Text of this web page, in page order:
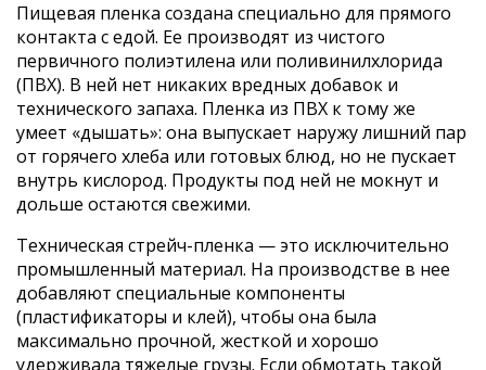
Пищевая пленка создана специально для прямого
контакта с едой. Ее производят из чистого
первичного полиэтилена или поливинилхлорида
(ПВХ). В ней нет никаких вредных добавок и
технического запаха. Пленка из ПВХ к тому же
умеет «дышать»: она выпускает наружу лишний пар
от горячего хлеба или готовых блюд, но не пускает
внутрь кислород. Продукты под ней не мокнут и
дольше остаются свежими.
Техническая стрейч-пленка — это исключительно
промышленный материал. На производстве в нее
добавляют специальные компоненты
(пластификаторы и клей), чтобы она была
максимально прочной, жесткой и хорошо
удерживала тяжелые грузы. Если обмотать такой